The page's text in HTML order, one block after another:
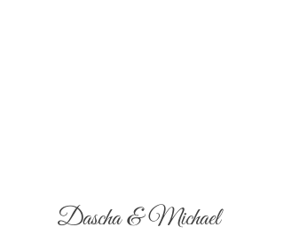
Dascha & Michael